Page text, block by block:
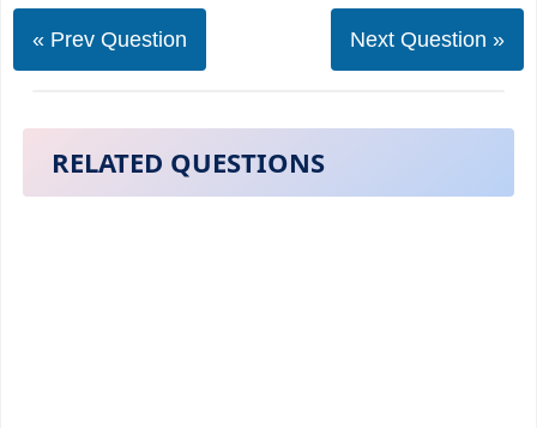
« Prev Question Next Question »
RELATED QUESTIONS